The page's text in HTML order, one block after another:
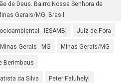
de Deus. Bairro Nossa Senhora de
Gerais/MG. Brasil
- IESAMBI Juiz de Fora
Minas Gerais - MG Minas Gerais/MG
Berimbaus
da Silva Peter Faluhelyi